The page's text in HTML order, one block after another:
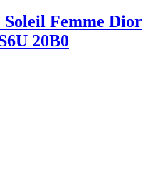
Soleil Femme Dior
20B0